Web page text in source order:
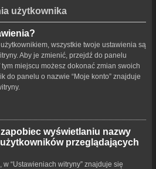
użytkownika
wszystkie twoje ustawienia są
Aby je zmienić, przejdź do panelu
miejscu możesz dokonać zmian swoich
do panelu o nazwie “Moje konto” znajduje
wyświetlaniu nazwy
przeglądających
“Ustawieniach witryny” znajduje się